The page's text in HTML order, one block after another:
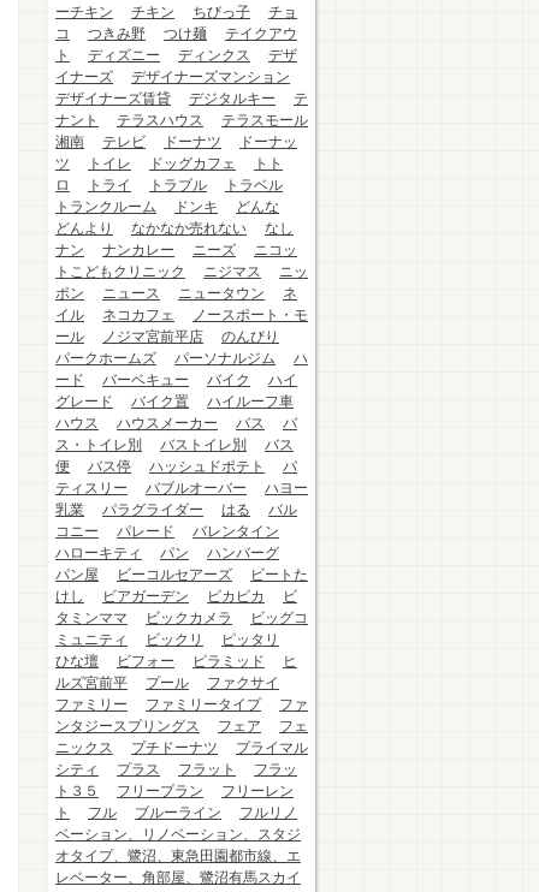
ーチキン
チキン ちびっ子
チョ
コ
つきみ野 つけ麺
テイクアウ
ト
ディズニー ディンクス
デザ
イナーズ
デザイナーズマンション
デザイナーズ賃貸
デジタルキー
テ
ナント
テラスハウス
テラスモール
湘南
テレビ ドーナツ
ドーナッ
ツ
トイレ ドッグカフェ
トト
ロ
トライ トラブル
トラベル
トランクルーム
ドンキ
どんな
どんより
なかなか売れない
なし
ナン
ナンカレー ニーズ
ニコッ
トこどもクリニック
ニジマス
ニッ
ポン
ニュース ニュータウン
ネ
イル
ネコカフェ
ノースポート・モ
ール
ノジマ宮前平店
のんびり
パークホームズ
パーソナルジム
ハ
ード
バーベキュー バイク
ハイ
グレード
バイク置
ハイルーフ車
ハウス
ハウスメーカー バス
バ
ス・トイレ別
バストイレ別
バス
便
バス停 ハッシュドポテト
パ
ティスリー
バブルオーバー
ハヨー
乳業
パラグライダー はる
バル
コニー
パレード
バレンタイン
ハローキティ
パン
ハンバーグ
パン屋
ビーコルセアーズ
ビートた
けし
ビアガーデン ピカピカ
ビ
タミンママ
ビックカメラ
ビッグコ
ミュニティ
ビックリ
ピッタリ
ひな壇
ビフォー ピラミッド
ヒ
ルズ宮前平
プール
ファクサイ
ファミリー
ファミリータイプ
ファ
ンタジースプリングス
フェア
フェ
ニックス
プチドーナツ
プライマル
シティ
プラス フラット
フラッ
ト３５
フリープラン
フリーレン
ト
フル ブルーライン
フルリノ
ベーション、リノベーション、スタジ
オタイプ、鷺沼、東急田園都市線、エ
レベーター、角部屋、鷺沼有馬スカイ